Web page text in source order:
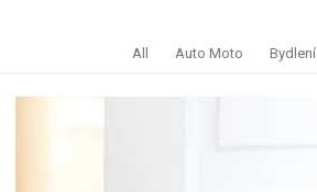
All Auto Moto Bydlení